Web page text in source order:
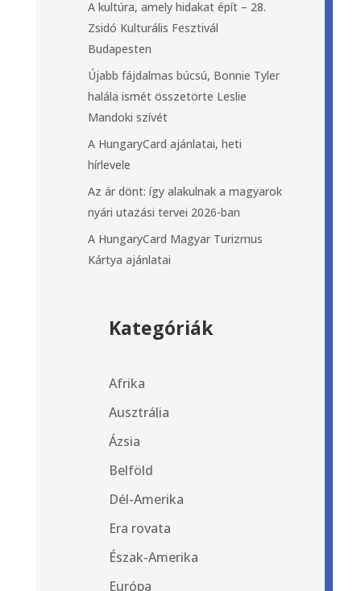
A kultúra, amely hidakat épít – 28.
Zsidó Kulturális Fesztivál
Budapesten
Újabb fájdalmas búcsú, Bonnie Tyler
halála ismét összetörte Leslie
Mandoki szívét
A HungaryCard ajánlatai, heti
hírlevele
Az ár dönt: így alakulnak a magyarok
nyári utazási tervei 2026-ban
A HungaryCard Magyar Turizmus
Kártya ajánlatai
Kategóriák
Afrika
Ausztrália
Ázsia
Belföld
Dél-Amerika
Era rovata
Észak-Amerika
Európa